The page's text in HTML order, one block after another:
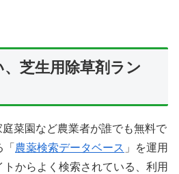
芝生用除草剤ラン
菜園など農業者が誰でも無料で
農薬検索データベース 」を運用
からよく検索されている、利用